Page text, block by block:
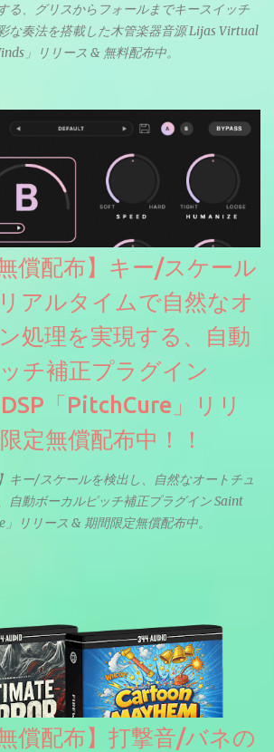
る、グリスからフォールまでキースイッチ
な奏法を搭載した木管楽器音源 Lijas Virtual
」リリース & 無料配布中。
償配布】キー/スケール
アルタイムで自然なオ
処理を実現する、自動
チ補正プラグイン
「PitchCure」リリ
定無償配布中！！
キー/スケールを検出し、自然なオートチュ
自動ボーカルピッチ補正プラグイン Saint
リリース & 期間限定無償配布中。
償配布】打撃音/バネの